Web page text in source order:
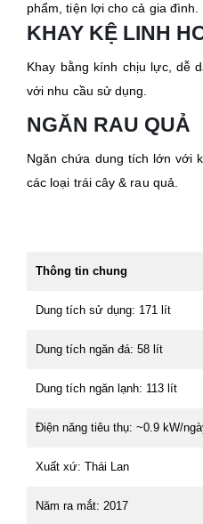
phẩm, tiện lợi cho cả gia đình.
KHAY KỆ LINH
Khay bằng kính chịu lực, dễ
với nhu cầu sử dụng.
NGĂN RAU QUẢ
Ngăn chứa dung tích lớn với
các loại trái cây & rau quả.
Thông tin chung
Dung tích sử dụng: 171 lít
Dung tích ngăn đá: 58 lít
Dung tích ngăn lạnh: 113 lít
Điện năng tiêu thụ: ~0.9 kW/
Xuất xứ: Thái Lan
Năm ra mắt: 2017